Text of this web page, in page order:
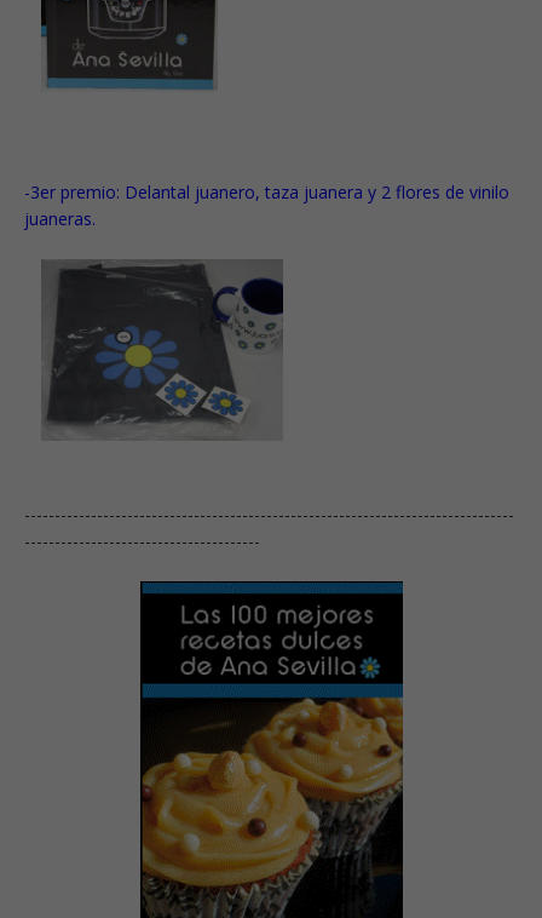
-3er premio: Delantal juanero, taza juanera y 2 flores de vinilo
juaneras.
---------------------------------------------------------------------------------
---------------------------------------